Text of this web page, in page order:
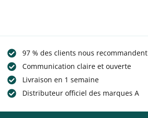
97 % des clients nous recommandent
Communication claire et ouverte
Livraison en 1 semaine
Distributeur officiel des marques A